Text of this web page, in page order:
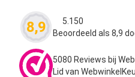
8,9 Waardering
5.150
Beoordeeld als 8,9
5080 Reviews bij
Lid van